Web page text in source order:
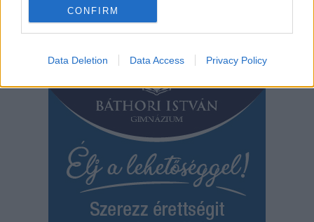
CONFIRM
Data Deletion Data Access Privacy Policy
Bejegyzés
navigáció
Régebbi bejegyzések